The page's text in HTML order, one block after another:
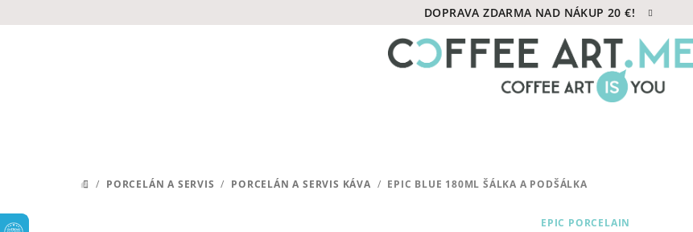
na
DOPRAVA ZDARMA NAD NÁKUP 20 €!
DOMOV
/ PORCELÁN A SERVIS / PORCELÁN A SERVIS KÁVA / EPIC BLUE 180ML ŠÁLKA A PODŠÁLKA
EPIC PORCELAIN